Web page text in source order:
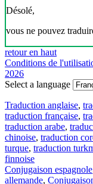
Désolé,
vous ne pouvez
retour en haut
Conditions de
2026
Select a language
Traduction anglaise,
traduction française,
traduction arabe,
chinoise, traduction
turque, traduction
finnoise
Conjugaison espagnole
allemande,